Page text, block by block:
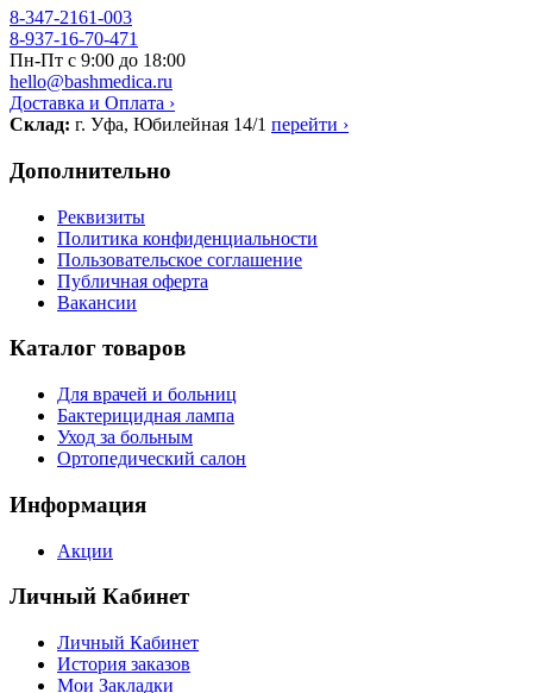
8-347-2161-003
8-937-16-70-471
Пн-Пт с 9:00 до 18:00
hello@bashmedica.ru
Доставка и Оплата ›
Склад: г. Уфа, Юбилейная 14/1 перейти ›
Дополнительно
Реквизиты
Политика конфиденциальности
Пользовательское соглашение
Публичная оферта
Вакансии
Каталог товаров
Для врачей и больниц
Бактерицидная лампа
Уход за больным
Ортопедический салон
Информация
Акции
Личный Кабинет
Личный Кабинет
История заказов
Мои Закладки